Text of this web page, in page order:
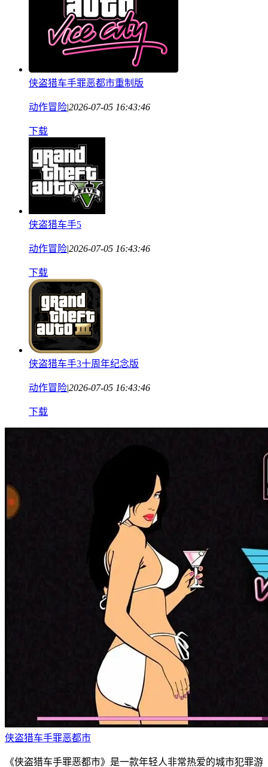
侠盗猎车手罪恶都市重制版
动作冒险|2026-07-05 16:43:46
下载
侠盗猎车手5
动作冒险|2026-07-05 16:43:46
下载
侠盗猎车手3十周年纪念版
动作冒险|2026-07-05 16:43:46
下载
侠盗猎车手罪恶都市
《侠盗猎车手罪恶都市》是一款年轻人非常热爱的城市犯罪游